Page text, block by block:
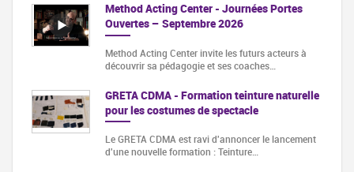
Method Acting Center - Journées Portes
Ouvertes – Septembre 2026
Method Acting Center invite les futurs acteurs à
découvrir sa pédagogie et ses coaches…
GRETA CDMA - Formation teinture naturelle
pour les costumes de spectacle
Le GRETA CDMA est ravi d'annoncer le lancement
d'une nouvelle formation : Teinture…